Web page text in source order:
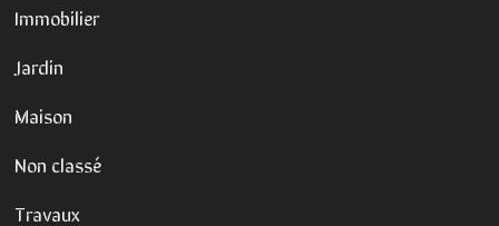
Immobilier
Jardin
Maison
Non classé
Travaux